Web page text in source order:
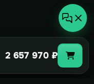
2 657 970 ₽